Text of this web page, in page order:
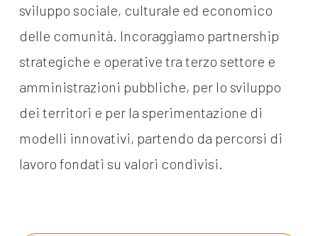
sviluppo sociale, culturale ed economico
delle comunità. Incoraggiamo partnership
strategiche e operative tra terzo settore e
amministrazioni pubbliche, per lo sviluppo
dei territori e per la sperimentazione di
modelli innovativi, partendo da percorsi di
lavoro fondati su valori condivisi.